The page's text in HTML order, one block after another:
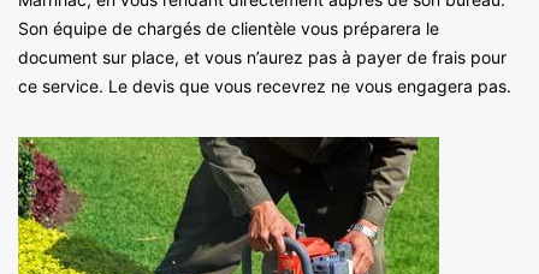
Son équipe de chargés de clientèle vous préparera le
document sur place, et vous n’aurez pas à payer de frais pour
ce service. Le devis que vous recevrez ne vous engagera pas.